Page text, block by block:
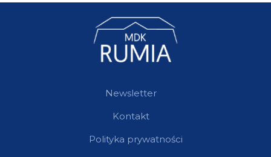
Newsletter
Kontakt
Polityka prywatności